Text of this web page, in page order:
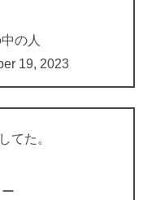
の人
19, 2023
てた。